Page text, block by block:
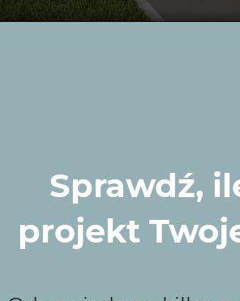
Sprawdź,
projekt